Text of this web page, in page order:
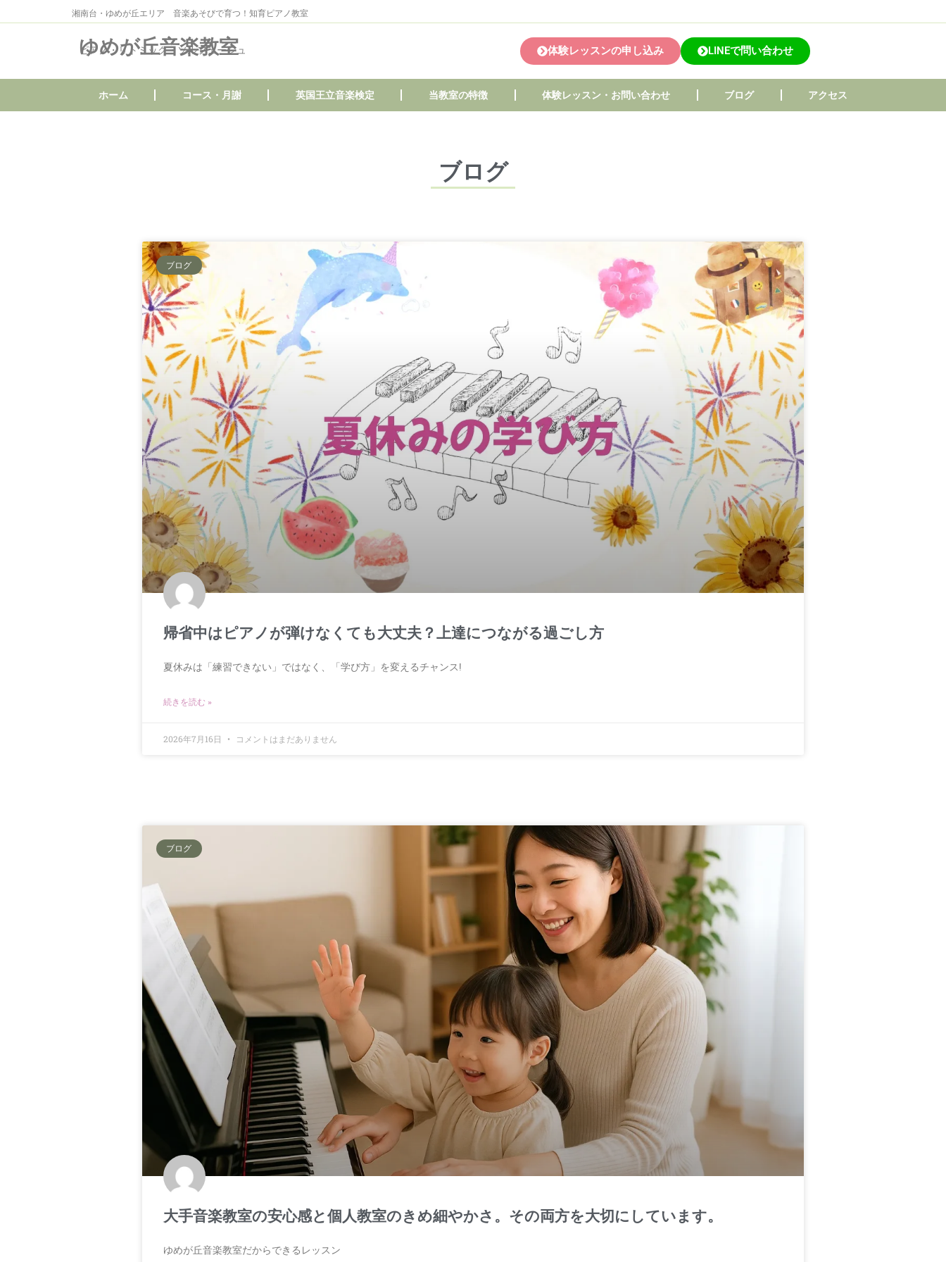
湘南台・ゆめが丘エリア 音楽あそびで育つ！知育ピアノ教室
ゆめが丘音楽教室
ピアノ・リトミック・ソルフェージュ 体験レッスンの申し込み LINEで問い合わせ
ホーム コース・月謝 英国王立音楽検定 当教室の特徴 体験レッスン・お問い合わせ ブログ アクセス
ブログ
ブログ
帰省中はピアノが弾けなくても大丈夫？上達につながる過ごし方
夏休みは「練習できない」ではなく、「学び方」を変えるチャンス!
続きを読む »
2026年7月16日 コメントはまだありません
ブログ
大手音楽教室の安心感と個人教室のきめ細やかさ。その両方を大切にしています。
ゆめが丘音楽教室だからできるレッスン